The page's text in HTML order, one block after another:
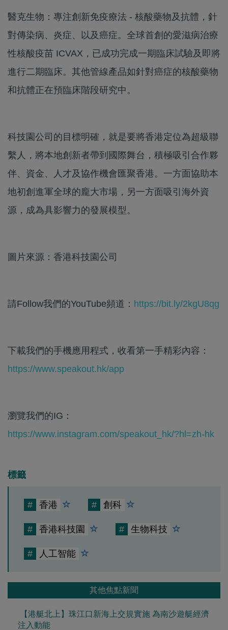
醫克生物：專注創新免疫療法 - 核酸藥物及抗體，針
對傳染病、炎症、以及癌症。全球首創的愛滋病治療
性核酸疫苗 ICVAX，已成功完成一期臨床試驗及即將
進行二期臨床。其他管線產品如針對癌症的核酸藥物
和抗體正在預臨床階段研究中。
科技園公司的目標明確，就是要將香港定位為超級聯
繫人，將本地創新者帶到國際舞台，積極吸引合作夥
伴、資金、人才及協作機會匯聚香港。一方面協助本
地初創進軍全球的龐大市場，另一方面吸引海外資
源，成為具影響力的發展模型。
圖片來源：香港科技園公司
請Follow我們的YouTube頻道： https://bit.ly/2kgU8qg
下載我們的手機應用程式，收看第一手精彩內容：
https://www.speakout.hk/app
瀏覽我們的IG：
https://www.instagram.com/speakout_hk/?hl=zh-hk
標籤
# 香港 # 創科
# 香港科技園 # 生物科技
# 人工智能
其他焦點新聞
【港艇北上】珠江口新海上交規實施 為南沙遊艇經濟
注入動能